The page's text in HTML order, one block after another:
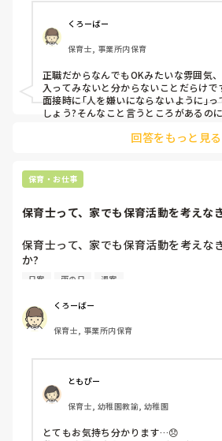
作って？え？何がしたいんですか？
主任はポンコツ過ぎて自分が言った事
言われてないことは言ったと主張するし
無駄な仕事は増やすし、そのくせ自分
舐め腐ってるんですか？自分でやった
責任を持てないような奴を主任として
か？その事園長は見て見ぬふりですか
面接で言われた『人は嫌いにならない
今日なんか正職の皆さん何してたんで
りでやってたんですけど？
1人はパソコンとにらめっこ。1人は誕
むしろうちは1人で出来るのになんで
(因みに4月のほとんどをヘルプで1歳
こっちは1人で6人とか見てるんですけ
いるんですか？やる気ないなら出てって
居たけどもちろんサービス残業。パー
も出ない。時給でしか貰えない。
これが『当たり前』なんですか？パー
新規園の方が待遇がいいかなと思って
に超えてクズ園でした。
こんな園で働くメリットはなんですか
る。正職の仕事が出来るようになる。
くろーばー
保育士, 事業所内保育
正職だからなんでもOKみたいな雰囲気
入ってみないと分からないことだらけ
面接時に｢人を嫌いにならないように｣
しょう?そんなこと言うところがあるの
手続きとかいろいろ大変だと思いますが
回答をもっと見る
保育・お仕事
保育士って、家でも保育活動を考えな
保育士って、家でも保育活動を考えな
か?
企業内の保育園で週2、5時間休憩無し
0歳クラスを持たせてもらっています
ったからか、雨の日は部屋にあるおも
に行くくらいの活動だったので、
みると、そっちの提案がないからこの
案してくれて、取り入れればいいよと
担任同士で相談したいなと思っていま
生に確認するとのことでした。
保育士の経験が浅いので、本を見なが
日案 雨の日 週案
くろーばー
保育士, 事業所内保育
ともぴー
保育士, 幼稚園教諭, 幼稚園
とてもお気持ち分かります…😞